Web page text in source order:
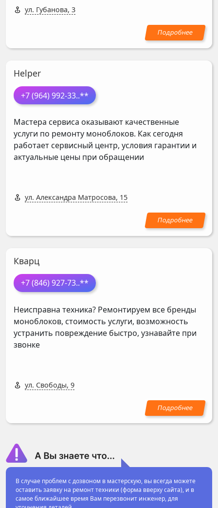
ул. Губанова, 3
Helper
+7 (964) 992-33..**
Мастера сервиса оказывают качественные
услуги по ремонту моноблоков. Как сегодня
работает сервисный центр, условия гарантии и
актуальные цены при обращении
ул. Александра Матросова, 15
Кварц
+7 (846) 927-73..**
Неисправна техника? Ремонтируем все бренды
моноблоков, стоимость услуги, возможность
устранить повреждение быстро, узнавайте при
звонке
ул. Свободы, 9
В случае проблем с дозвоном в мастерскую, вы всегда можете
оставить заявку на ремонт техники (форма вверху сайта), и в
самое ближайшее время Вам перезвонит инженер, для